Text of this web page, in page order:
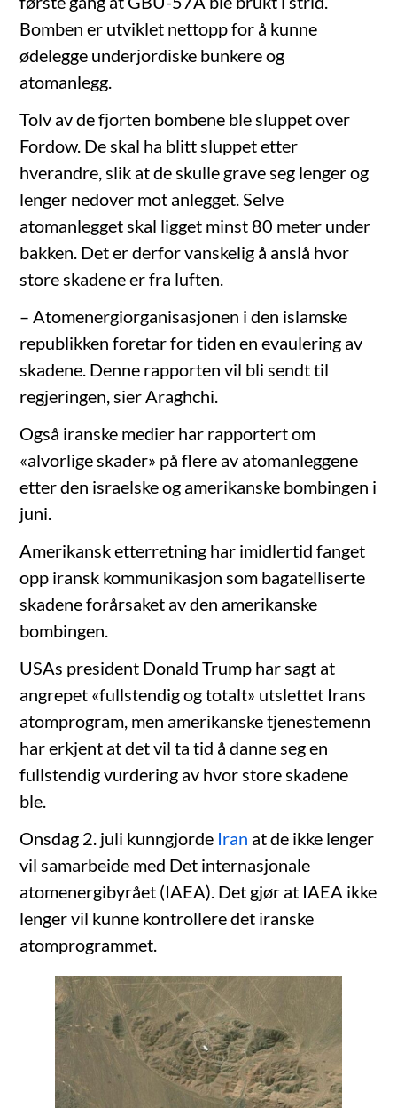
Bomben er utviklet nettopp for å kunne
ødelegge underjordiske bunkere og
atomanlegg.
Tolv av de fjorten bombene ble sluppet over
Fordow. De skal ha blitt sluppet etter
hverandre, slik at de skulle grave seg lenger og
lenger nedover mot anlegget. Selve
atomanlegget skal ligget minst 80 meter under
bakken. Det er derfor vanskelig å anslå hvor
store skadene er fra luften.
– Atomenergiorganisasjonen i den islamske
republikken foretar for tiden en evaulering av
skadene. Denne rapporten vil bli sendt til
regjeringen, sier Araghchi.
Også iranske medier har rapportert om
«alvorlige skader» på flere av atomanleggene
etter den israelske og amerikanske bombingen i
juni.
Amerikansk etterretning har imidlertid fanget
opp iransk kommunikasjon som bagatelliserte
skadene forårsaket av den amerikanske
bombingen.
USAs president Donald Trump har sagt at
angrepet «fullstendig og totalt» utslettet Irans
atomprogram, men amerikanske tjenestemenn
har erkjent at det vil ta tid å danne seg en
fullstendig vurdering av hvor store skadene
ble.
Onsdag 2. juli kunngjorde Iran at de ikke lenger
vil samarbeide med Det internasjonale
atomenergibyrået (IAEA). Det gjør at IAEA ikke
lenger vil kunne kontrollere det iranske
atomprogrammet.